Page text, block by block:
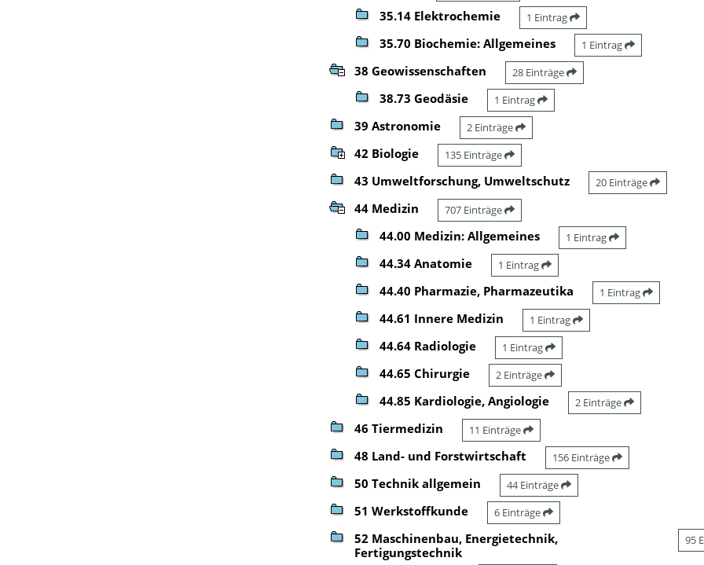
35.14 Elektrochemie 1 Eintrag
35.70 Biochemie: Allgemeines 1 Eintrag
38 Geowissenschaften 28 Einträge
38.73 Geodäsie 1 Eintrag
39 Astronomie 2 Einträge
42 Biologie 135 Einträge
43 Umweltforschung, Umweltschutz 20 Einträge
44 Medizin 707 Einträge
44.00 Medizin: Allgemeines 1 Eintrag
44.34 Anatomie 1 Eintrag
44.40 Pharmazie, Pharmazeutika 1 Eintrag
44.61 Innere Medizin 1 Eintrag
44.64 Radiologie 1 Eintrag
44.65 Chirurgie 2 Einträge
44.85 Kardiologie, Angiologie 2 Einträge
46 Tiermedizin 11 Einträge
48 Land- und Forstwirtschaft 156 Einträge
50 Technik allgemein 44 Einträge
51 Werkstoffkunde 6 Einträge
52 Maschinenbau, Energietechnik,
Fertigungstechnik
95